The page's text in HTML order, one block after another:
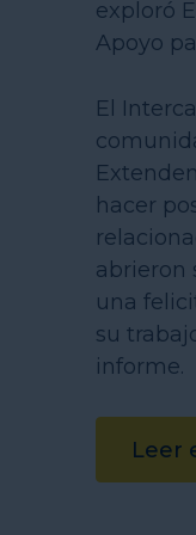
exploró
Apoyo
El
hacer
abrieron
una
su
informe.
Leer